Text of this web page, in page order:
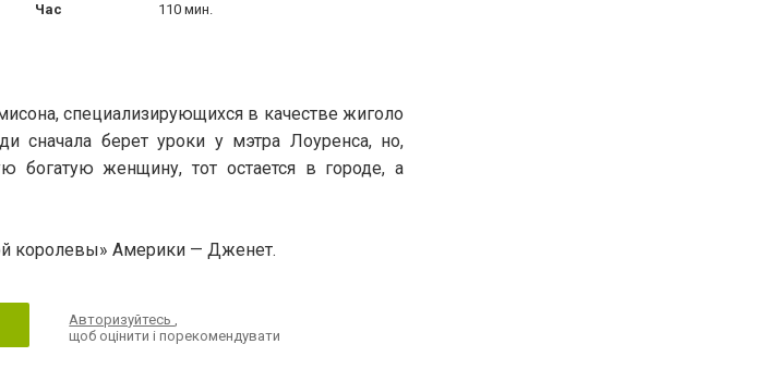
Час 110 мин.
специализирующихся в качестве жиголо
сначала берет уроки у мэтра Лоуренса, но,
богатую женщину, тот остается в городе, а
королевы» Америки — Дженет.
Авторизуйтесь,
щоб оцінити і порекомендувати